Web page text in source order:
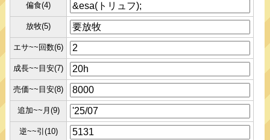
偏食(4)
放牧(5)
エサ~~回数(6)
成長~~目安(7)
売価~~目安(8)
追加~~月(9)
逆~~引(10)